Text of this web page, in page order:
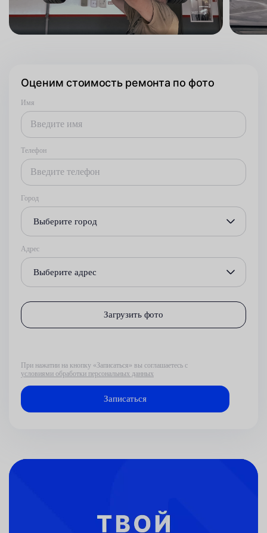
Оценим стоимость ремонта по фото
Имя
Телефон
Город
Выберите город
Адрес
Выберите адрес
Загрузить фото
При нажатии на кнопку «Записаться» вы соглашаетесь с
условиями обработки персональных данных